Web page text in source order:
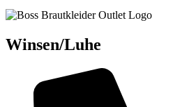
Winsen/Luhe